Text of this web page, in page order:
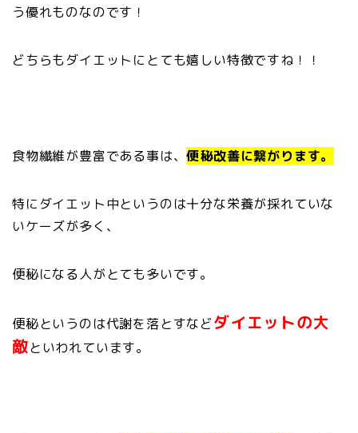
う優れものなのです！
どちらもダイエットにとても嬉しい特徴ですね！！
食物繊維が豊富である事は、便秘改善に繋がります。
特にダイエット中というのは十分な栄養が採れていな
いケーズが多く、
便秘になる人がとても多いです。
便秘というのは代謝を落とすなどダイエットの大
敵といわれています。